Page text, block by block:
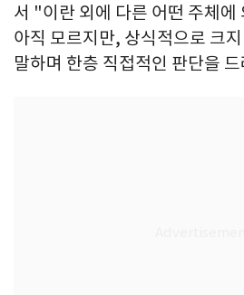
서 "이란 외에 다른 어떤 주체에
아직 모르지만, 상식적으로 크
말하며 한층 직접적인 판단을